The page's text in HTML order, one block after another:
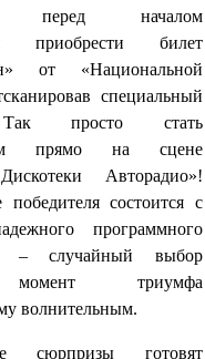
перед началом
приобрести билет
от «Национальной
специальный
просто стать
прямо на сцене
Авторадио»!
победителя состоится с
программного
– случайный выбор
момент триумфа
волнительным.
сюрпризы готовят